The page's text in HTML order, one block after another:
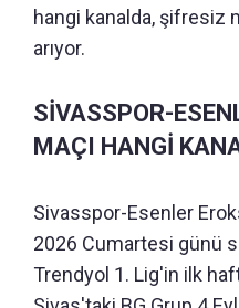
hangi kanalda, şifresiz
arıyor.
SİVASSPOR-
MAÇI HANGİ
Sivasspor-Esenler
2026 Cumartesi günü
Trendyol 1. Lig'in ilk